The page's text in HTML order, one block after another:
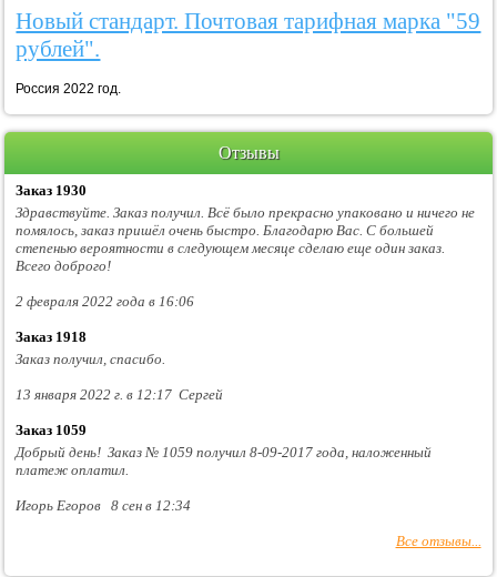
Новый стандарт. Почтовая тарифная марка "59
рублей".
Россия 2022 год.
Отзывы
Заказ 1930
Здравствуйте. Заказ получил. Всё было прекрасно упаковано и ничего не
помялось, заказ пришёл очень быстро. Благодарю Вас. С большей
степенью вероятности в следующем месяце сделаю еще один заказ.
Всего доброго!
2 февраля 2022 года в 16:06
Заказ 1918
Заказ получил, спасибо.
13 января 2022 г. в 12:17 Сергей
Заказ 1059
Добрый день! Заказ № 1059 получил 8-09-2017 года, наложенный
платеж оплатил.
Игорь Егоров 8 сен в 12:34
Все отзывы...